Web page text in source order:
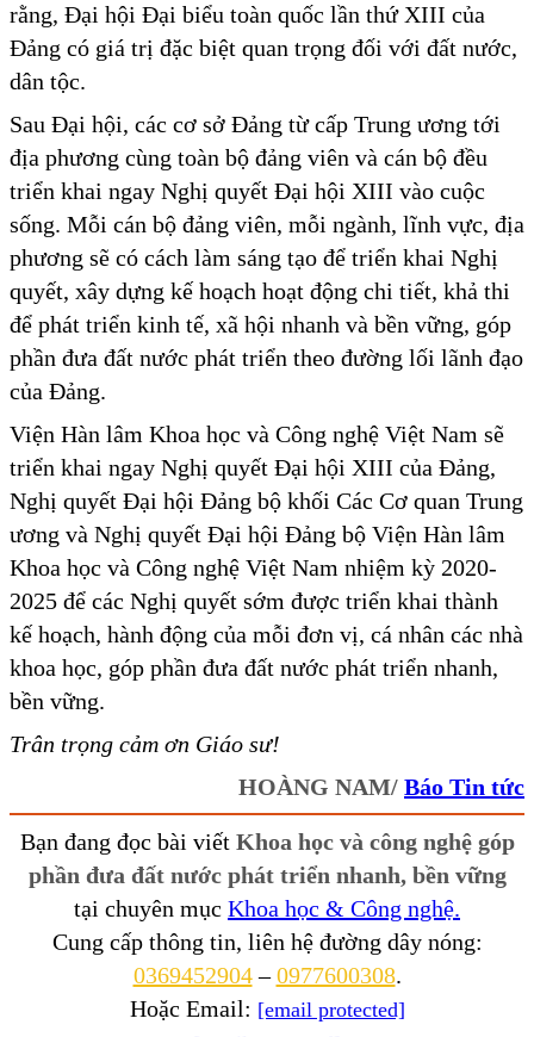
rằng, Đại hội Đại biểu toàn quốc lần thứ XIII của
Đảng có giá trị đặc biệt quan trọng đối với đất nước,
dân tộc.
Sau Đại hội, các cơ sở Đảng từ cấp Trung ương tới
địa phương cùng toàn bộ đảng viên và cán bộ đều
triển khai ngay Nghị quyết Đại hội XIII vào cuộc
sống. Mỗi cán bộ đảng viên, mỗi ngành, lĩnh vực, địa
phương sẽ có cách làm sáng tạo để triển khai Nghị
quyết, xây dựng kế hoạch hoạt động chi tiết, khả thi
để phát triển kinh tế, xã hội nhanh và bền vững, góp
phần đưa đất nước phát triển theo đường lối lãnh đạo
của Đảng.
Viện Hàn lâm Khoa học và Công nghệ Việt Nam sẽ
triển khai ngay Nghị quyết Đại hội XIII của Đảng,
Nghị quyết Đại hội Đảng bộ khối Các Cơ quan Trung
ương và Nghị quyết Đại hội Đảng bộ Viện Hàn lâm
Khoa học và Công nghệ Việt Nam nhiệm kỳ 2020-
2025 để các Nghị quyết sớm được triển khai thành
kế hoạch, hành động của mỗi đơn vị, cá nhân các nhà
khoa học, góp phần đưa đất nước phát triển nhanh,
bền vững.
Trân trọng cảm ơn Giáo sư!
HOÀNG NAM/ Báo Tin tức
Bạn đang đọc bài viết Khoa học và công nghệ góp
phần đưa đất nước phát triển nhanh, bền vững
tại chuyên mục Khoa học & Công nghệ.
Cung cấp thông tin, liên hệ đường dây nóng:
0369452904–0977600308.
Hoặc Email: [email protected]